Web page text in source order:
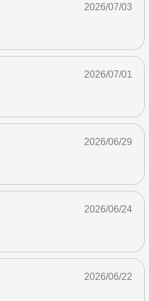
2026/07/03
2026/07/01
2026/06/29
2026/06/24
2026/06/22